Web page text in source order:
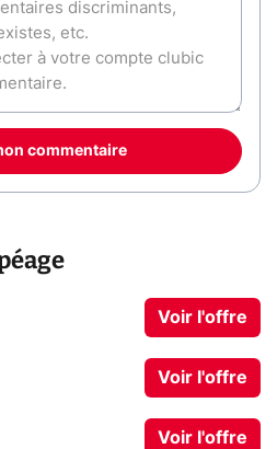
commentaire
Voir l'offre
Voir l'offre
Voir l'offre